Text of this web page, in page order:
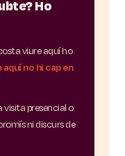
Ho
viure aquí ho
no hi cap en
visita presencial o
ni discurs de